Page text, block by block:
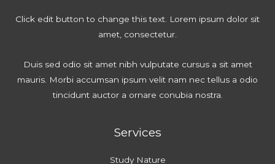
Click edit button to change this text. Lorem ipsum dolor sit
amet, consectetur.
Duis sed odio sit amet nibh vulputate cursus a sit amet
mauris. Morbi accumsan ipsum velit nam nec tellus a odio
tincidunt auctor a ornare conubia nostra.
Services
Study Nature